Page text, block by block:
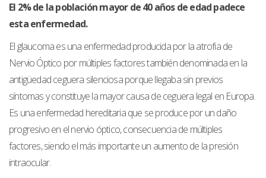
El 2% de la población mayor de 40 años de edad padece
esta enfermedad.
El glaucoma es una enfermedad producida por la atrofia de
Nervio Óptico por múltiples factores también denominada en la
antigüedad ceguera silenciosa porque llegaba sin previos
síntomas y constituye la mayor causa de ceguera legal en Europa.
Es una enfermedad hereditaria que se produce por un daño
progresivo en el nervio óptico, consecuencia de múltiples
factores, siendo el más importante un aumento de la presión
intraocular.